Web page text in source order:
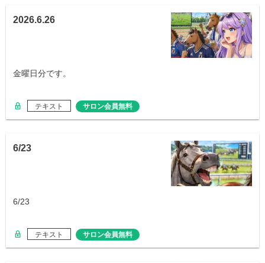
2026.6.26
金曜日分です。
テキスト サロン会員無料
6/23
6/23
テキスト サロン会員無料